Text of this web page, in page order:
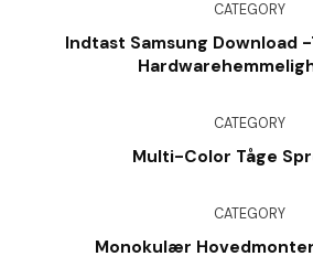
CATEGORY
Indtast Samsung Download
CATEGORY
Multi-Color Tåge
CATEGORY
Monokulær